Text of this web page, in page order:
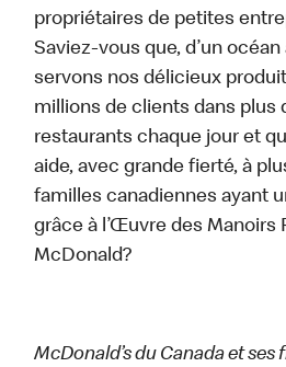
propriétaires de petites
Saviez-vous que, d’un océan
servons nos délicieux
millions de clients dans plus
restaurants chaque jour et
aide, avec grande fierté, à
familles canadiennes ayant
grâce à l’Œuvre des Manoirs
McDonald?
McDonald’s du Canada et ses